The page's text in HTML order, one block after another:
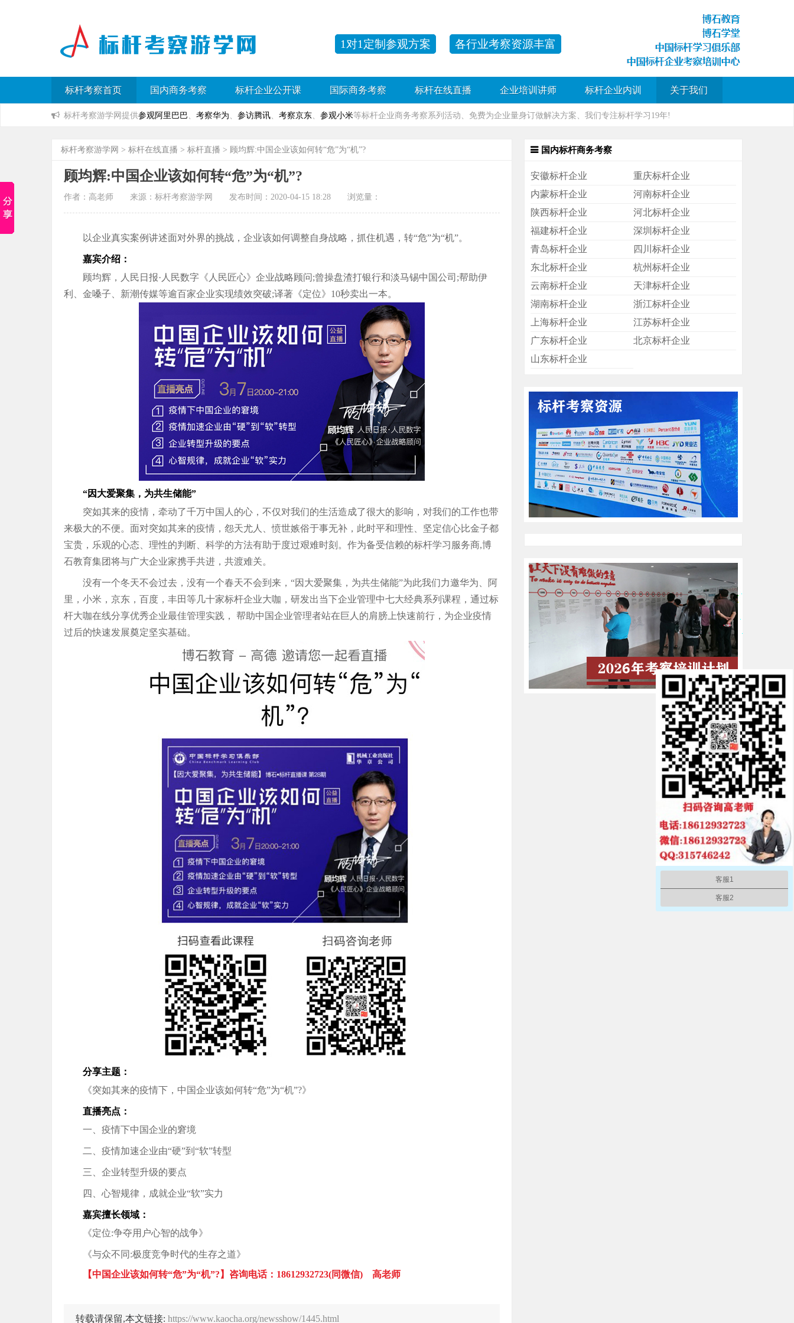
1对1定制参观方案 各行业考察资源丰富
标杆考察首页 国内商务考察 标杆企业公开课 国际商务考察 标杆在线直播 企业培训讲师 标杆企业内训 关于我们
标杆考察游学网提供参观阿里巴巴 考察华为 参访腾讯 考察京东 参观小米等标杆企业商务考察系列活动、免费为企业量身订做解决方案、我们专注标杆学习19年!
标杆考察游学网 > 标杆在线直播 > 标杆直播 > 顾均辉:中国企业该如何转“危”为“机”?
顾均辉:中国企业该如何转“危”为“机”?
作者：高老师 来源：标杆考察游学网 发布时间：2020-04-15 18:28 浏览量：
以企业真实案例讲述面对外界的挑战，企业该如何调整自身战略，抓住机遇，转“危”为“机”。
嘉宾介绍：
顾均辉，人民日报·人民数字《人民匠心》企业战略顾问;曾操盘渣打银行和淡马锡中国公司;帮助伊
利、金嗓子、新潮传媒等逾百家企业实现绩效突破;译著《定位》10秒卖出一本。
“因大爱聚集，为共生储能”
突如其来的疫情，牵动了千万中国人的心，不仅对我们的生活造成了很大的影响，对我们的工作也带
来极大的不便。面对突如其来的疫情，怨天尤人、愤世嫉俗于事无补，此时平和理性、坚定信心比金子都
宝贵，乐观的心态、理性的判断、科学的方法有助于度过艰难时刻。作为备受信赖的标杆学习服务商,博
石教育集团将与广大企业家携手共进，共渡难关。
没有一个冬天不会过去，没有一个春天不会到来，“因大爱聚集，为共生储能”为此我们力邀华为、阿
里，小米，京东，百度，丰田等几十家标杆企业大咖，研发出当下企业管理中七大经典系列课程，通过标
杆大咖在线分享优秀企业最佳管理实践， 帮助中国企业管理者站在巨人的肩膀上快速前行，为企业疫情
过后的快速发展奠定坚实基础。
分享主题：
《突如其来的疫情下，中国企业该如何转“危”为“机”?》
直播亮点：
一、疫情下中国企业的窘境
二、疫情加速企业由“硬”到“软”转型
三、企业转型升级的要点
四、心智规律，成就企业“软”实力
嘉宾擅长领域：
《定位:争夺用户心智的战争》
《与众不同:极度竞争时代的生存之道》
【中国企业该如何转“危”为“机”?】咨询电话：18612932723(同微信) 高老师
转载请保留,本文链接: https://www.kaocha.org/newsshow/1445.html
国内标杆商务考察
安徽标杆企业
重庆标杆企业
内蒙标杆企业
河南标杆企业
陕西标杆企业
河北标杆企业
福建标杆企业
深圳标杆企业
青岛标杆企业
四川标杆企业
东北标杆企业
杭州标杆企业
云南标杆企业
天津标杆企业
湖南标杆企业
浙江标杆企业
上海标杆企业
江苏标杆企业
广东标杆企业
北京标杆企业
山东标杆企业
客服1
客服2